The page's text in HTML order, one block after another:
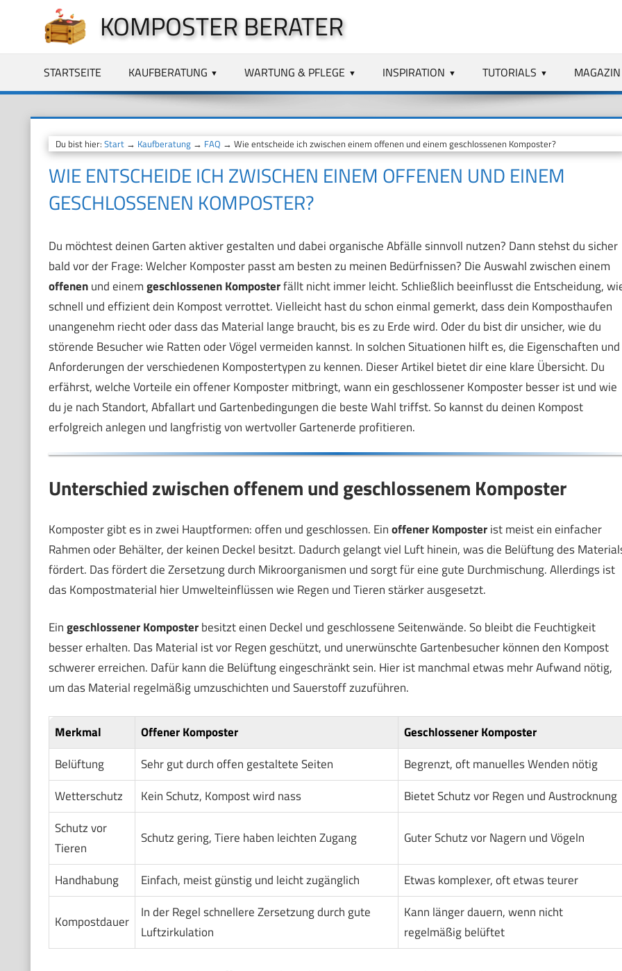
springen
KOMPOSTER BERATER
STARTSEITE KAUFBERATUNG WARTUNG & PFLEGE INSPIRATION TUTORIALS MAGAZIN
Du bist hier: Start→ Kaufberatung→ FAQ → Wie entscheide ich zwischen einem offenen und einem geschlossenen Komposter?
WIE ENTSCHEIDE ICH ZWISCHEN EINEM OFFENEN UND EINEM
GESCHLOSSENEN KOMPOSTER?
Du möchtest deinen Garten aktiver gestalten und dabei organische Abfälle sinnvoll nutzen? Dann stehst du sicher
bald vor der Frage: Welcher Komposter passt am besten zu meinen Bedürfnissen? Die Auswahl zwischen einem
offenenund einemgeschlossenen Komposterfällt nicht immer leicht. Schließlich beeinflusst die Entscheidung,
schnell und effizient dein Kompost verrottet. Vielleicht hast du schon einmal gemerkt, dass dein Komposthaufen
unangenehm riecht oder dass das Material lange braucht, bis es zu Erde wird. Oder du bist dir unsicher, wie du
störende Besucher wie Ratten oder Vögel vermeiden kannst. In solchen Situationen hilft es, die Eigenschaften und
Anforderungen der verschiedenen Kompostertypen zu kennen. Dieser Artikel bietet dir eine klare Übersicht. Du
erfährst, welche Vorteile ein offener Komposter mitbringt, wann ein geschlossener Komposter besser ist und wie
du je nach Standort, Abfallart und Gartenbedingungen die beste Wahl triffst. So kannst du deinen Kompost
erfolgreich anlegen und langfristig von wertvoller Gartenerde profitieren.
Unterschied zwischen offenem und geschlossenem Komposter
Komposter gibt es in zwei Hauptformen: offen und geschlossen. Einoffener Komposterist meist ein einfacher
Rahmen oder Behälter, der keinen Deckel besitzt. Dadurch gelangt viel Luft hinein, was die Belüftung des
fördert. Das fördert die Zersetzung durch Mikroorganismen und sorgt für eine gute Durchmischung. Allerdings ist
das Kompostmaterial hier Umwelteinflüssen wie Regen und Tieren stärker ausgesetzt.
Eingeschlossener Komposterbesitzt einen Deckel und geschlossene Seitenwände. So bleibt die Feuchtigkeit
besser erhalten. Das Material ist vor Regen geschützt, und unerwünschte Gartenbesucher können den Kompost
schwerer erreichen. Dafür kann die Belüftung eingeschränkt sein. Hier ist manchmal etwas mehr Aufwand nötig,
um das Material regelmäßig umzuschichten und Sauerstoff zuzuführen.
Merkmal Offener Komposter
Geschlossener Komposter
Belüftung
Sehr gut durch offen gestaltete Seiten
Begrenzt, oft manuelles Wenden nötig
Wetterschutz
Kein Schutz, Kompost wird nass
Bietet Schutz vor Regen und Austrocknung
Schutz vor
Tieren
Schutz gering, Tiere haben leichten Zugang Guter Schutz vor Nagern und Vögeln
Handhabung Einfach, meist günstig und leicht zugänglich Etwas komplexer, oft etwas teurer
Kompostdauer
In der Regel schnellere Zersetzung durch gute
Luftzirkulation
Kann länger dauern, wenn nicht
regelmäßig belüftet